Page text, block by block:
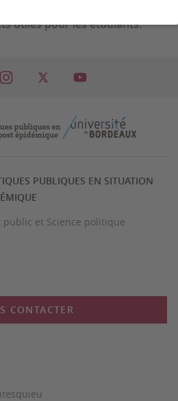
utiles pour les étudiants.
PUBLIQUES EN SITUATION
et Science politique
CONTACTER